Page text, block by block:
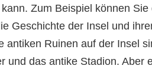
Zum Beispiel können
Geschichte der Insel und
antiken Ruinen auf der Insel
und das antike Stadion. Aber